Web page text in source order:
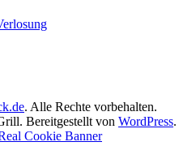
. Alle Rechte vorbehalten.
Bereitgestellt von WordPress.
Cookie Banner